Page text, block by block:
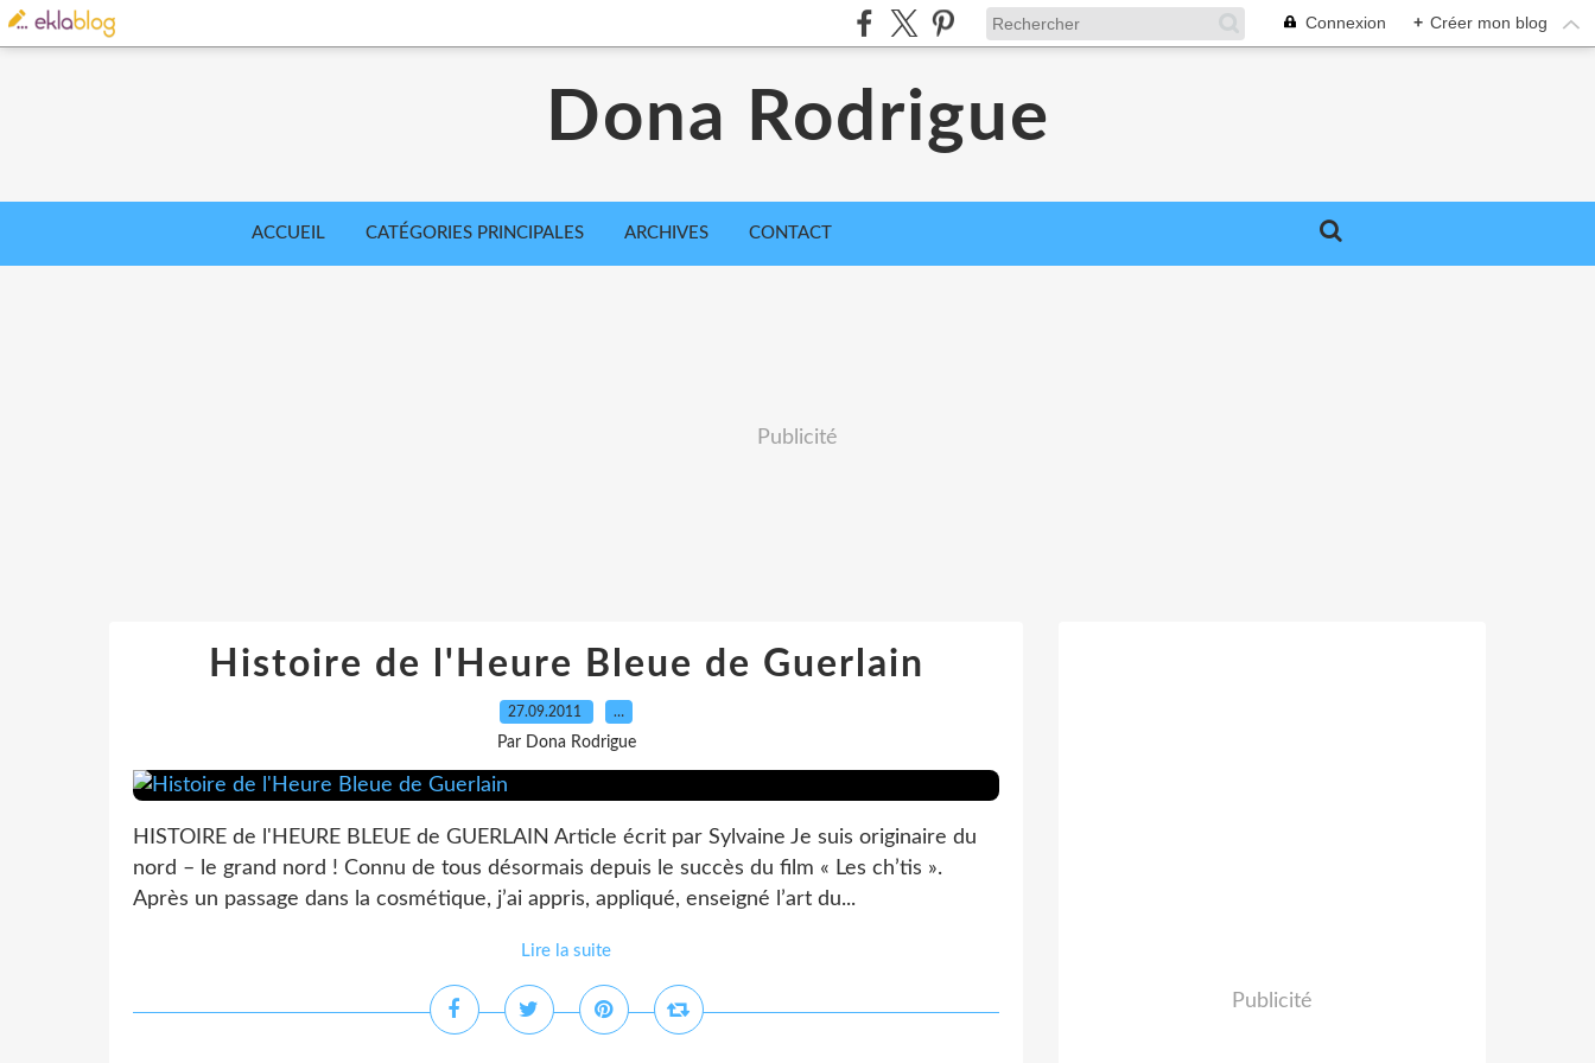
Connexion + Créer mon blog
Dona Rodrigue
ACCUEIL CATÉGORIES PRINCIPALES ARCHIVES CONTACT
Publicité
Histoire de l'Heure Bleue de Guerlain
27.09.2011 …
Par Dona Rodrigue
HISTOIRE de l'HEURE BLEUE de GUERLAIN Article écrit par Sylvaine Je suis originaire du
nord – le grand nord ! Connu de tous désormais depuis le succès du film « Les ch’tis ».
Après un passage dans la cosmétique, j’ai appris, appliqué, enseigné l’art du...
Lire la suite
Publicité